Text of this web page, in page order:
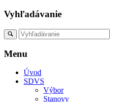
Vyhľadávanie
Menu
Úvod
SDVS
Výbor
Stanovy